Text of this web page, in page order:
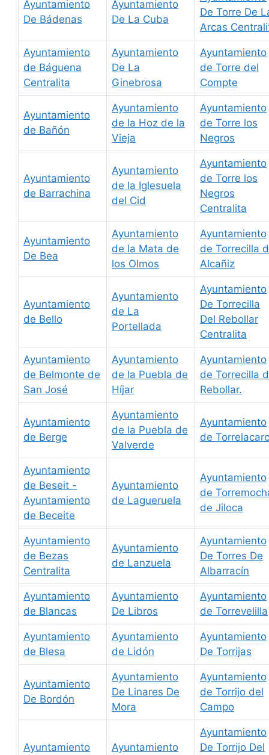
Ayuntamiento
De Bádenas
Ayuntamiento
De La Cuba
De Torre De
Arcas
Ayuntamiento
de Báguena
Centralita
Ayuntamiento
De La
Ginebrosa
Ayuntamiento
de Torre del
Compte
Ayuntamiento
de Bañón
Ayuntamiento
de la Hoz de la
Vieja
Ayuntamiento
de Torre los
Negros
Ayuntamiento
de Barrachina
Ayuntamiento
de la Iglesuela
del Cid
Ayuntamiento
de Torre los
Negros
Centralita
Ayuntamiento
De Bea
Ayuntamiento
de la Mata de
los Olmos
Ayuntamiento
de Torrecilla
Alcañiz
Ayuntamiento
de Bello
Ayuntamiento
de La
Portellada
Ayuntamiento
De Torrecilla
Del Rebollar
Centralita
Ayuntamiento
de Belmonte de
San José
Ayuntamiento
de la Puebla de
Híjar
Ayuntamiento
de Torrecilla
Rebollar.
Ayuntamiento
de Berge
Ayuntamiento
de la Puebla de
Valverde
Ayuntamiento
de
Ayuntamiento
de Beseit -
Ayuntamiento
de Beceite
Ayuntamiento
de Lagueruela
Ayuntamiento
de
de Jiloca
Ayuntamiento
de Bezas
Centralita
Ayuntamiento
de Lanzuela
Ayuntamiento
De Torres De
Albarracín
Ayuntamiento
de Blancas
Ayuntamiento
De Libros
Ayuntamiento
de Torrevelilla
Ayuntamiento
de Blesa
Ayuntamiento
de Lidón
Ayuntamiento
De Torrijas
Ayuntamiento
De Bordón
Ayuntamiento
De Linares De
Mora
Ayuntamiento
de Torrijo del
Campo
Ayuntamiento
Ayuntamiento
Ayuntamiento
De Torrijo Del